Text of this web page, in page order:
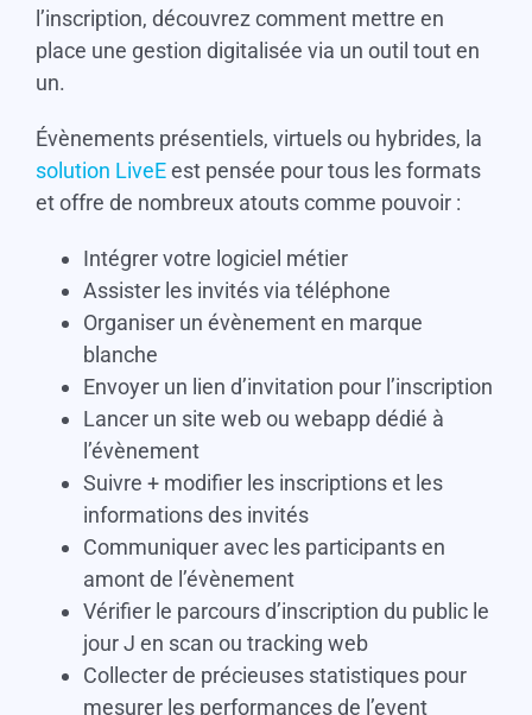
l’inscription, découvrez comment mettre en
place une gestion digitalisée via un outil tout en
un.
Évènements présentiels, virtuels ou hybrides, la
solution LiveEest pensée pour tous les formats
et offre de nombreux atouts comme pouvoir :
Intégrer votre logiciel métier
Assister les invités via téléphone
Organiser un évènement en marque
blanche
Envoyer un lien d’invitation pour l’inscription
Lancer un site web ou webapp dédié à
l’évènement
Suivre + modifier les inscriptions et les
informations des invités
Communiquer avec les participants en
amont de l’évènement
Vérifier le parcours d’inscription du public le
jour J en scan ou tracking web
Collecter de précieuses statistiques pour
mesurer les performances de l’event